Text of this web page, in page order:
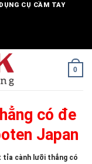
CỤ CẦM TAY
0
có đe
Japan
tỉa cành lưỡi thẳng có